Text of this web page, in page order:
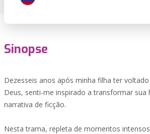
Sinopse
Dezesseis anos após minha filha ter
Deus, senti-me inspirado a transformar sua
narrativa de ficção.
Nesta trama, repleta de momentos